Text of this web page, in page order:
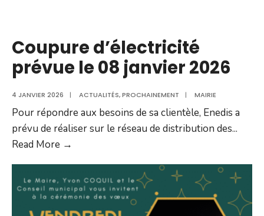
Coupure d’électricité
prévue le 08 janvier 2026
4 JANVIER 2026 | ACTUALITÉS,PROCHAINEMENT | MAIRIE
Pour répondre aux besoins de sa clientèle, Enedis a
prévu de réaliser sur le réseau de distribution des...
Read More →
prévue
le
08